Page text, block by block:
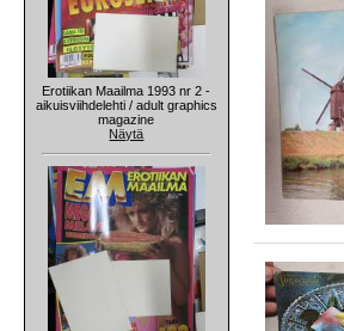
Erotiikan Maailma 1993 nr 2 -
aikuisviihdelehti / adult graphics
magazine
Näytä